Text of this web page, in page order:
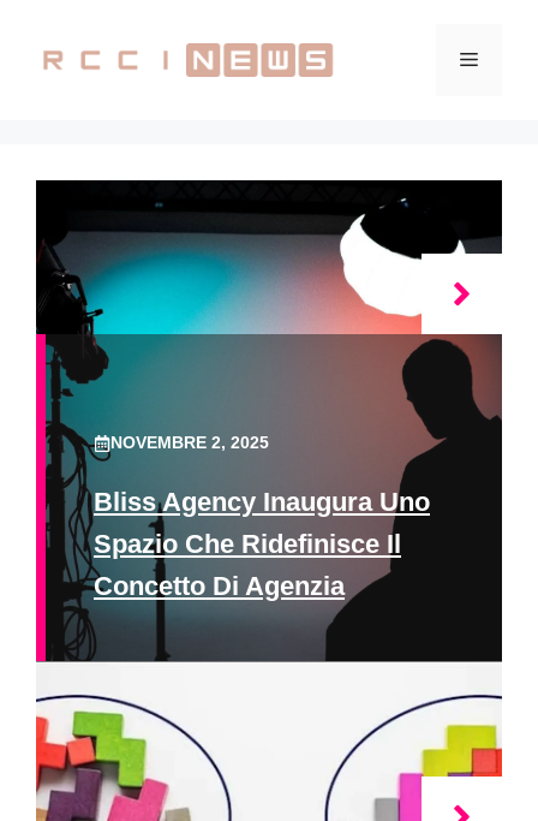
contenuto
Menu
NOVEMBRE 2, 2025
Bliss Agency Inaugura Uno
Spazio Che Ridefinisce Il
Concetto Di Agenzia